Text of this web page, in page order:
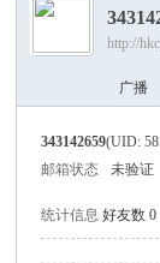
›
http://
广播
343142659(UID:
邮箱状态
未验证
统计信息 好友数 0